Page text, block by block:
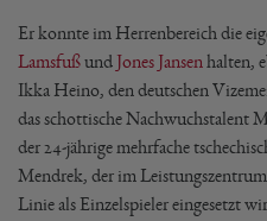
Er konnte im Herrenbereich die
Lamsfußund Jones Jansen halten,
Ikka Heino, den deutschen
das schottische Nachwuchstalent
der 24-jährige mehrfache
Mendrek, der im
Linie als Einzelspieler eingesetzt